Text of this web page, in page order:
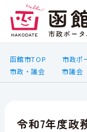
函館市TOP 市政ポ
市政・議会
市議会
令和7年度政